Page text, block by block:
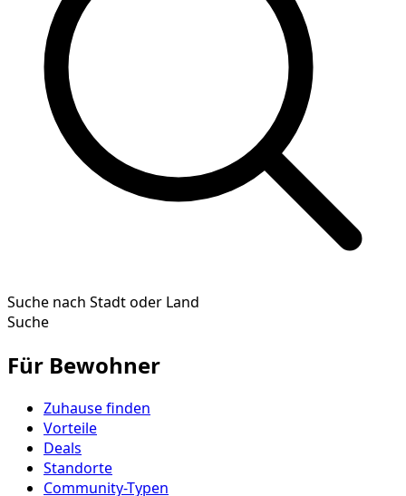
Suche nach Stadt oder Land
Suche
Für Bewohner
Zuhause finden
Vorteile
Deals
Standorte
Community-Typen